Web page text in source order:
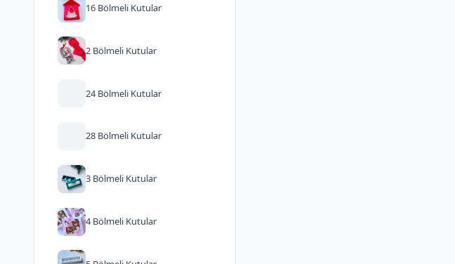
16 Bölmeli Kutular
2 Bölmeli Kutular
24 Bölmeli Kutular
28 Bölmeli Kutular
3 Bölmeli Kutular
4 Bölmeli Kutular